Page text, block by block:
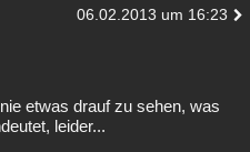
06.02.2013 um 16:23
etwas drauf zu sehen, was
leider...